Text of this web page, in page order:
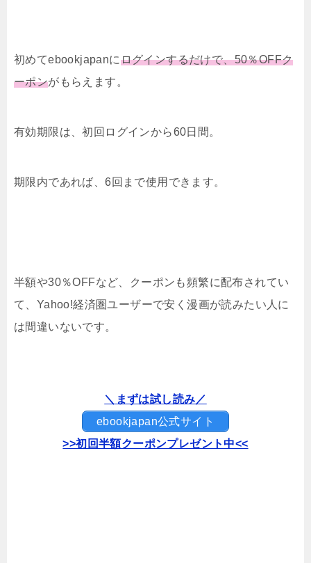
初めてebookjapanにログインするだけで、50％OFFク
ーポンがもらえます。
有効期限は、初回ログインから60日間。
期限内であれば、6回まで使用できます。
半額や30％OFFなど、クーポンも頻繁に配布されてい
て、Yahoo!経済圏ユーザーで安く漫画が読みたい人に
は間違いないです。
＼まずは試し読み／
ebookjapan公式サイト
>>初回半額クーポンプレゼント中<<